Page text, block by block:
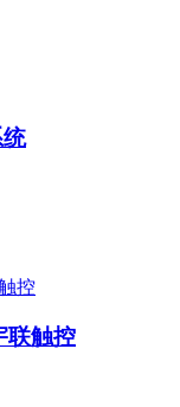
联触控